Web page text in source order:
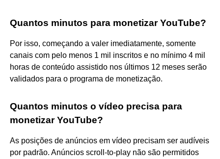
Quantos minutos para monetizar YouTube?
Por isso, começando a valer imediatamente, somente
canais com pelo menos 1 mil inscritos e no mínimo 4 mil
horas de conteúdo assistido nos últimos 12 meses serão
validados para o programa de monetização.
Quantos minutos o vídeo precisa para
monetizar YouTube?
As posições de anúncios em vídeo precisam ser audíveis
por padrão. Anúncios scroll-to-play não são permitidos